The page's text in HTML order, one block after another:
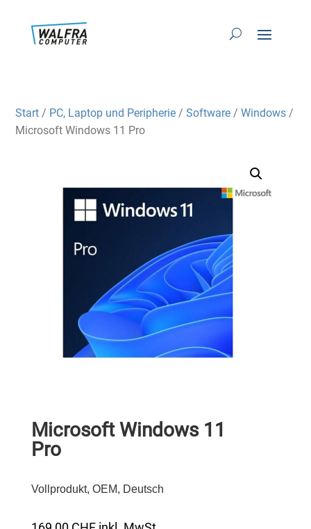
Start / PC, Laptop und Peripherie /Software /Windows /
Microsoft Windows 11 Pro
Microsoft Windows 11
Pro
Vollprodukt, OEM, Deutsch